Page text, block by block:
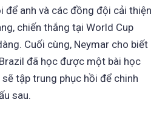
để anh và các đồng đội cải thiện
chiến thắng tại World Cup
Cuối cùng, Neymar cho biết
đã học được một bài học
tập trung phục hồi để chinh
sau.